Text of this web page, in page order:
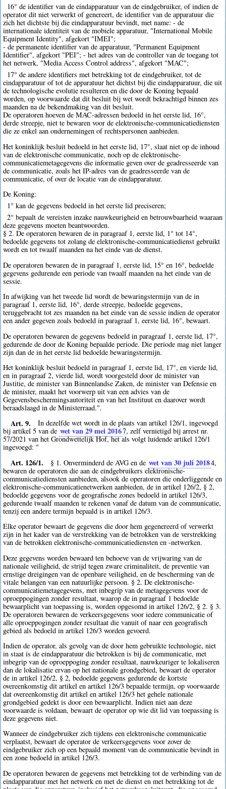
16° de identifier van de eindapparatuur van de eindgebruiker, of indien de
operator dit niet verwerkt of genereert, de identifier van de apparatuur die
zich het dichtste bij die eindapparatuur bevindt, met name: - de
internationale identiteit van de mobiele apparatuur, "International Mobile
Equipment Identity", afgekort "IMEI";
- de permanente identifier van de apparatuur, "Permanent Equipment
Identifier", afgekort "PEI"; - het adres van de controller van de toegang tot
het netwerk, "Media Access Control address", afgekort "MAC";
17° de andere identifiers met betrekking tot de eindgebruiker, tot de
eindapparatuur of tot de apparatuur het dichtst bij die eindapparatuur, die uit
de technologische evolutie resulteren en die door de Koning bepaald
worden, op voorwaarde dat dit besluit bij wet wordt bekrachtigd binnen zes
maanden na de bekendmaking van dit besluit.
De operatoren hoeven de MAC-adressen bedoeld in het eerste lid, 16°,
derde streepje, niet te bewaren voor de elektronische-communicatiediensten
die ze enkel aan ondernemingen of rechtspersonen aanbieden.
Het koninklijk besluit bedoeld in het eerste lid, 17°, slaat niet op de inhoud
van de elektronische communicatie, noch op de elektronische-
communicatiemetagegevens die informatie geven over de geadresseerde van
de communicatie, zoals het IP-adres van de geadresseerde van de
communicatie, of over de locatie van de eindapparatuur.
De Koning:
1° kan de gegevens bedoeld in het eerste lid preciseren;
2° bepaalt de vereisten inzake nauwkeurigheid en betrouwbaarheid waaraan
deze gegevens moeten beantwoorden.
§ 2. De operatoren bewaren de in paragraaf 1, eerste lid, 1° tot 14°,
bedoelde gegevens tot zolang de elektronische-communicatiedienst gebruikt
wordt en tot twaalf maanden na het einde van de dienst.
De operatoren bewaren de in paragraaf 1, eerste lid, 15° en 16°, bedoelde
gegevens gedurende een periode van twaalf maanden na het einde van de
sessie.
In afwijking van het tweede lid wordt de bewaringstermijn van de in
paragraaf 1, eerste lid, 16°, derde streepje, bedoelde gegevens,
teruggebracht tot zes maanden na het einde van de sessie indien de operator
een ander gegeven zoals bedoeld in paragraaf 1, eerste lid, 16°, bewaart.
De operatoren bewaren de gegevens bedoeld in paragraaf 1, eerste lid, 17°,
gedurende de door de Koning bepaalde periode. Die periode mag niet langer
zijn dan de in het eerste lid bedoelde bewaringstermijn.
Het koninklijk besluit bedoeld in paragraaf 1, eerste lid, 17°, en vierde lid,
en in paragraaf 2, vierde lid, wordt voorgesteld door de minister van
Justitie, de minister van Binnenlandse Zaken, de minister van Defensie en
de minister, maakt het voorwerp uit van een advies van de
Gegevensbeschermingsautoriteit en van het Instituut en daarover wordt
beraadslaagd in de Ministerraad.".
Art. 9.
In dezelfde wet wordt in de plaats van artikel 126/1, ingevoegd
bij artikel 5 van de wet van 29 mei 20167, zelf vernietigd bij arrest nr.
57/2021 van het Grondwettelijk Hof, het als volgt luidende artikel 126/1
ingevoegd: "
Art. 126/1. § 1. Onverminderd de AVG en de wet van 30 juli 20184,
bewaren de operatoren die aan de eindgebruikers elektronische-
communicatiediensten aanbieden, alsook de operatoren die onderliggende en
elektronische-communicatienetwerken aanbieden, de in artikel 126/2, § 2,
bedoelde gegevens voor de geografische zones bedoeld in artikel 126/3,
gedurende twaalf maanden te rekenen vanaf de datum van de communicatie,
tenzij een andere termijn bepaald is in artikel 126/3.
Elke operator bewaart de gegevens die door hem gegenereerd of verwerkt
zijn in het kader van de verstrekking van de betrokken van de verstrekking
van de betrokken elektronische-communicatiediensten en -netwerken.
Deze gegevens worden bewaard ten behoeve van de vrijwaring van de
nationale veiligheid, de strijd tegen zware criminaliteit, de preventie van
ernstige dreigingen van de openbare veiligheid, en de bescherming van de
vitale belangen van een natuurlijke persoon. § 2. De elektronische-
communicatiemetagegevens, met inbegrip van de metagegevens voor de
oproeppogingen zonder resultaat, waarop de in paragraaf 1 bedoelde
bewaarplicht van toepassing is, worden opgesomd in artikel 126/2, § 2. § 3.
De operatoren bewaren de verkeersgegevens voor iedere communicatie of
alle oproeppogingen zonder resultaat die vanuit of naar een geografisch
gebied als bedoeld in artikel 126/3 worden gevoerd.
Indien de operator, als gevolg van de door hem gebruikte technologie, niet
in staat is de eindapparatuur die betrokken is bij de communicatie, met
inbegrip van de oproeppoging zonder resultaat, nauwkeuriger te lokaliseren
dan de lokalisatie ervan op het nationale grondgebied, bewaart de operator
de in artikel 126/2, § 2, bedoelde gegevens gedurende de kortste
overeenkomstig dit artikel en artikel 126/3 bepaalde termijn, op voorwaarde
dat overeenkomstig dit artikel en artikel 126/3 het gehele nationale
grondgebied gedekt is door een bewaarplicht. Indien niet aan deze
voorwaarde is voldaan, bewaart de operator op wie dit lid van toepassing is
deze gegevens niet.
Wanneer de eindgebruiker zich tijdens een elektronische communicatie
verplaatst, bewaart de operator de verkeersgegevens voor zover de
eindgebruiker zich op een bepaald moment van de communicatie bevindt in
een zone bedoeld in artikel 126/3.
De operatoren bewaren de gegevens met betrekking tot de verbinding van de
eindapparatuur met het netwerk en met de dienst en met betrekking tot de